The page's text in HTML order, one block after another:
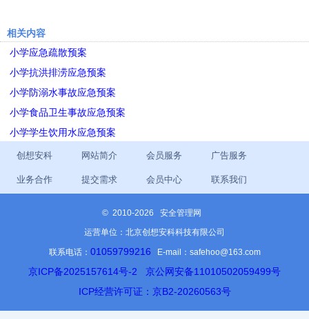
相关内容
小学应急疏散预案
小学抗洪排涝应急预案
小学防溺水事故应急预案
小学食品卫生事故应急预案
小学学生饮用水应急预案
创想安科 网站简介 会员服务 广告服务
业务合作 提交需求 会员中心 联系我们
© 2010-2026 安全管理网
运营单位：北京创想安科科技有限公司
联系电话： 01059799216 E-mail：safehoo@163.com
京ICP备2025157614号-2
京公网安备11010502059499号
ICP经营许可证：京B2-20260563号